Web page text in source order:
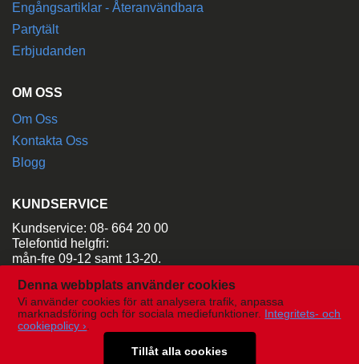
Engångsartiklar - Återanvändbara
Partytält
Erbjudanden
OM OSS
Om Oss
Kontakta Oss
Blogg
KUNDSERVICE
Kundservice: 08- 664 20 00
Telefontid helgfri:
mån-fre 09-12 samt 13-20.
Maila: order@aladdinsuthyrning.se
Denna webbplats använder cookies
Vi använder cookies för att analysera trafik, anpassa
marknadsföring och för sociala mediefunktioner.
Integritets- och
cookiepolicy ›.
Tillåt alla cookies